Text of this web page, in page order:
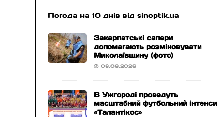
Погода на 10 днів відsinoptik.ua
Закарпатські сапери
допомагають розміновувати
Миколаївщину (фото)
08.08.2026
В Ужгороді проведуть
масштабний футбольний
«Талантікос»